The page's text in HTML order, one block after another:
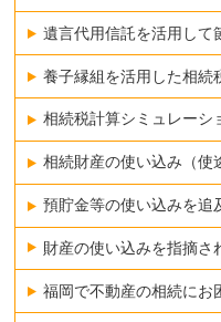
遺言代用信託を活用して
養子縁組を活用した相
相続税計算シミュレーシ
相続財産の使い込み（使
預貯金等の使い込みを追
財産の使い込みを指摘さ
福岡で不動産の相続にお